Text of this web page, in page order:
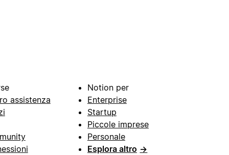
assistenza
Notion per
Enterprise
Startup
Piccole imprese
Personale
Esplora altro →